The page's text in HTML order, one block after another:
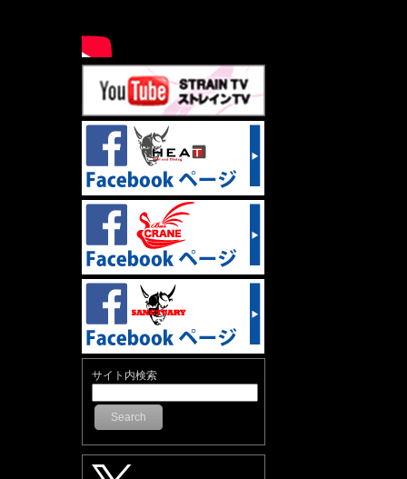
サイト内検索
Search